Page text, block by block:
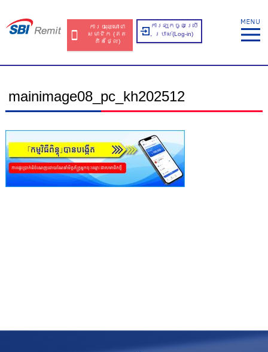
ការចុះឈ្មោះជា
សមាជិក​​ (ឥត​
គិត​ថ្លៃ​)
ការឡុកចូលប្រើ
ប្រាស់​(Log-in)
mainimage08_pc_kh202512